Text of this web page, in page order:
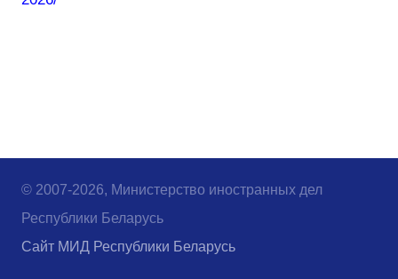
© 2007-2026, Министерство иностранных дел
Республики Беларусь
Сайт МИД Республики Беларусь